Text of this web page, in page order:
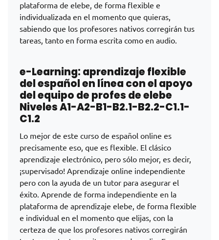
plataforma de elebe, de forma flexible e
individualizada en el momento que quieras,
sabiendo que los profesores nativos corregirán tus
tareas, tanto en forma escrita como en audio.
e-Learning: aprendizaje flexible
del español en línea con el apoyo
del equipo de profes de elebe
Niveles A1-A2-B1-B2.1-B2.2-C1.1-
C1.2
Lo mejor de este curso de español online es
precisamente eso, que es flexible. El clásico
aprendizaje electrónico, pero sólo mejor, es decir,
¡supervisado! Aprendizaje online independiente
pero con la ayuda de un tutor para asegurar el
éxito. Aprende de forma independiente en la
plataforma de aprendizaje elebe, de forma flexible
e individual en el momento que elijas, con la
certeza de que los profesores nativos corregirán